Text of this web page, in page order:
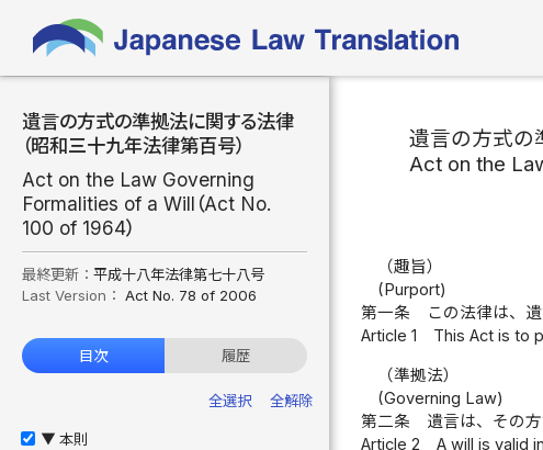
遺言の方式の準拠法に関する法律
（昭和三十九年法律第百号）
Act on the Law Governing
Formalities of a Will（Act No.
100 of 1964）
最終更新： 平成十八年法律第七十八号
Last Version： Act No. 78 of 2006
目次 履歴
全選択 全解除
▶ 本則
遺言の方式の
Act on the
（趣旨）
(Purport)
第一条
この法律は、
Article 1
This Act is to
（準拠法）
(Governing Law)
第二条
遺言は、その
Article 2
A will is valid